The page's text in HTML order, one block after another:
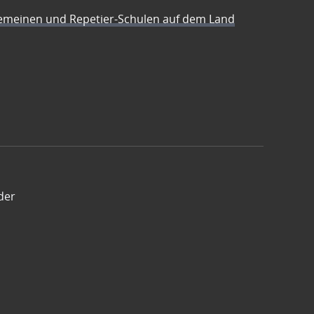
und Repetier-Schulen auf dem Land